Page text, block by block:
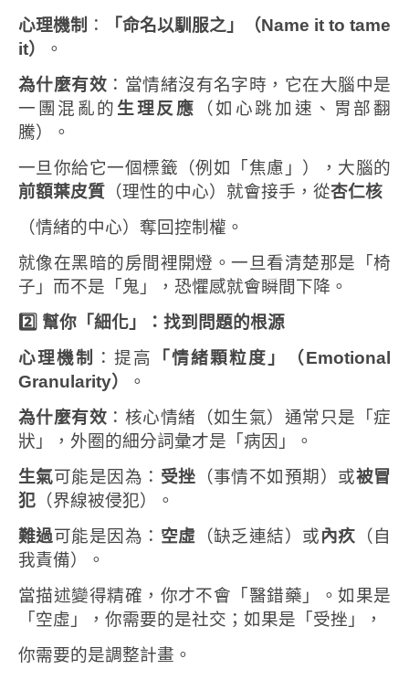
心理機制 ： 「命名以馴服之」（Name it to tame
it）
。
為什麼有效 ：當情緒沒有名字時，它在大腦中是
一團混亂的 生理反應
（如心跳加速、胃部翻
騰）。
一旦你給它一個標籤（例如「焦慮」），大腦的
前額葉皮質 （理性的中心）就會接手，從杏仁核
（情緒的中心）奪回控制權。
就像在黑暗的房間裡開燈。一旦看清楚那是「椅
子」而不是「鬼」，恐懼感就會瞬間下降。
2️ 幫你「細化」
：找到問題的根源
心理機制
：提高 「情緒顆粒度」（ Emotional
Granularity）
。
為什麼有效 ：核心情緒（如生氣）通常只是「症
狀」，外圈的細分詞彙才是「病因」。
生氣可能是因為： 受挫 （事情不如預期）或被冒
犯 （界線被侵犯）。
難過可能是因為： 空虛 （缺乏連結）或內疚 （自
我責備）。
當描述變得精確，你才不會「醫錯藥」。如果是
「空虛」，你需要的是社交；如果是「受挫」，
你需要的是調整計畫。